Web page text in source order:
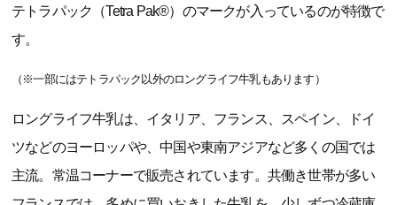
テトラパック（Tetra Pak®）のマークが入っているのが特徴で
す。
（※一部にはテトラパック以外のロングライフ牛乳もあります）
ロングライフ牛乳は、イタリア、フランス、スペイン、ドイ
ツなどのヨーロッパや、中国や東南アジアなど多くの国では
主流。常温コーナーで販売されています。共働き世帯が多い